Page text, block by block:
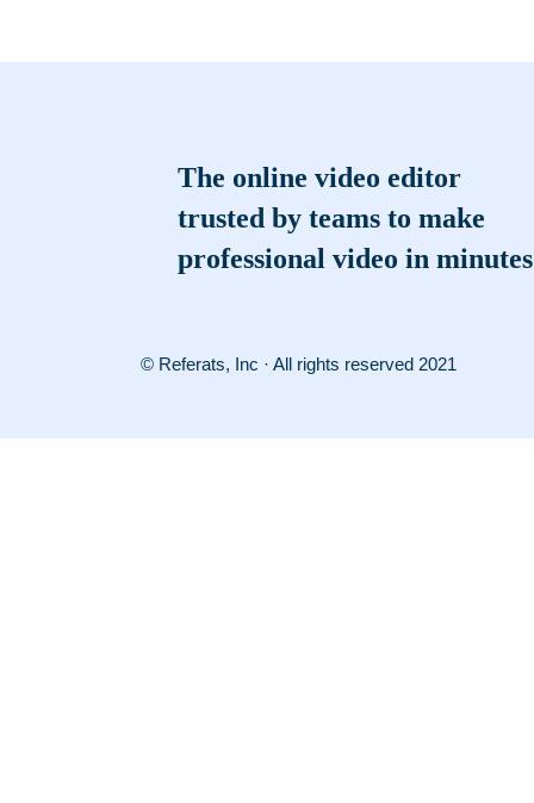
The online video editor
trusted by teams to make
professional video in minutes
© Referats, Inc · All rights reserved 2021